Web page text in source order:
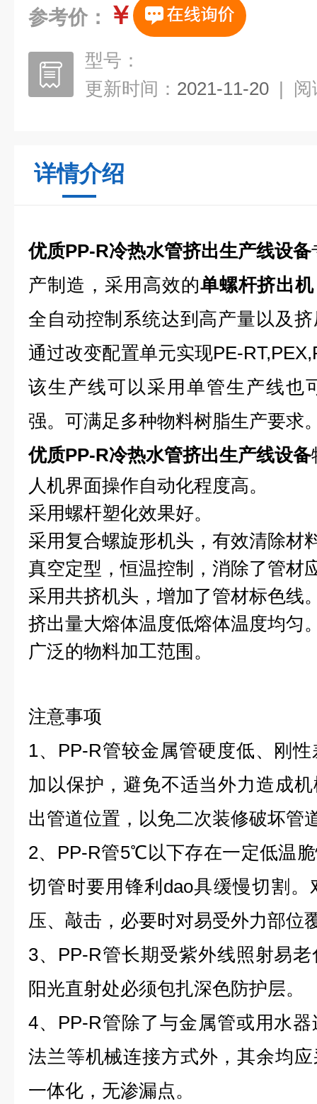
参考价： ￥
型号：
更新时间： 2021-11-20 | 阅
详情介绍
优质PP-R冷热水管挤出生产线设备
产制造，采用高效的单螺杆挤出机
全自动控制系统达到高产量以及
通过改变配置单元实现PE-
该生产线可以采用单管生产线也
强。可满足多种物料树脂生产要求
优质PP-R冷热水管挤出生产线设备
人机界面操作自动化程度高。
采用螺杆塑化效果好。
采用复合螺旋形机头，有效清除材
真空定型，恒温控制，消除了管材
采用共挤机头，增加了管材标色线
挤出量大熔体温度低熔体温度均匀
广泛的物料加工范围。
注意事项
1、PP-R管较金属管硬度低、刚
加以保护，避免不适当外力造成
出管道位置，以免二次装修破坏管
2、PP-R管5℃以下存在一定低温
切管时要用锋利dao具缓慢切割
压、敲击，必要时对易受外力部位
3、PP-R管长期受紫外线照射易
阳光直射处必须包扎深色防护层。
4、PP-R管除了与金属管或用水
法兰等机械连接方式外，其余均
一体化，无渗漏点。